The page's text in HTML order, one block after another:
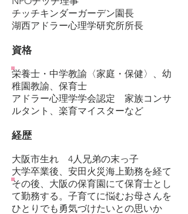
チッチキンダーガーデン園長
湖西アドラー心理学研究所所長
資格
栄養士・中学教諭〈家庭・保健〉、幼
稚園教諭、保育士
アドラー心理学学会認定 家族コンサ
ルタント、楽育マイスターなど
経歴
大阪市生れ 4人兄弟の末っ子
大学卒業後、安田火災海上勤務を経て
その後、大阪の保育園にて保育士とし
て勤務する。子育てに悩むお母さんを
ひとりでも勇気づけたいとの思いか